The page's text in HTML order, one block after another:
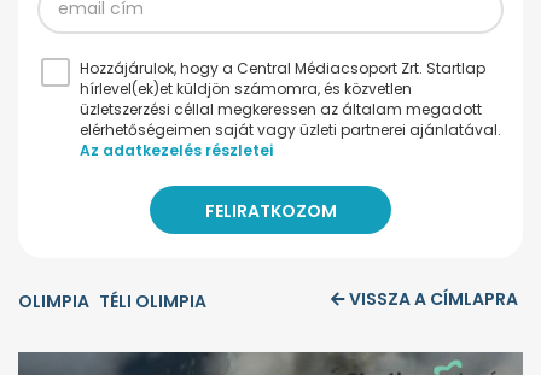
Hozzájárulok, hogy a Central Médiacsoport Zrt. Startlap
hírlevel(ek)et küldjön számomra, és közvetlen
üzletszerzési céllal megkeressen az általam megadott
elérhetőségeimen saját vagy üzleti partnerei ajánlatával.
Az adatkezelés részletei
OLIMPIA TÉLI OLIMPIA VISSZA A CÍMLAPRA